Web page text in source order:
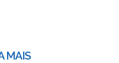
MAIS